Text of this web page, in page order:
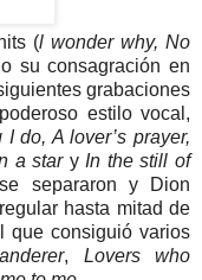
(l wonder why, No
su consagración en
grabaciones
estilo vocal,
do, A lover’s prayer,
a stary In the still of
separaron y Dion
hasta mitad de
que consiguió varios
, Lovers who